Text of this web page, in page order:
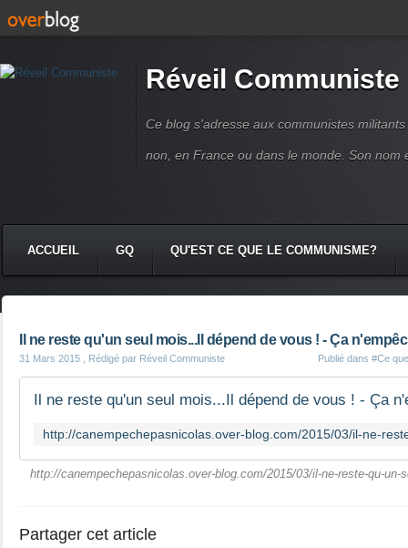
Réveil Communiste
Ce blog s'adresse aux communistes
non, en France ou dans le monde. Son nom
ACCUEIL GQ QU'EST CE QUE LE COMMUNISME?
Il ne reste qu'un seul mois...Il dépend de vous ! - Ça
31 Mars 2015 , Rédigé par Réveil Communiste Publié dans #Ce
Il ne reste qu'un seul mois...Il dépend de vous ! - Ça
http://canempechepasnicolas.over-blog.com/2015/03/il-ne-reste-qu-un-
Partager cet article